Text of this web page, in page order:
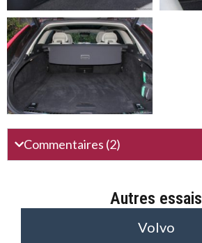
Commentaires (2)
Autres essais
Volvo